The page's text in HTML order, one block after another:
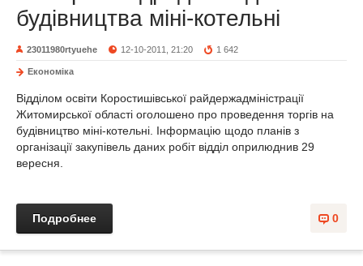
будівництва міні-котельні
23011980rtyuehe 12-10-2011, 21:20 1 642
Економіка
Відділом освіти Коростишівської райдержадміністрації
Житомирської області оголошено про проведення торгів на
будівництво міні-котельні. Інформацію щодо планів з
організації закупівель даних робіт відділ оприлюднив 29
вересня.
0
Подробнее